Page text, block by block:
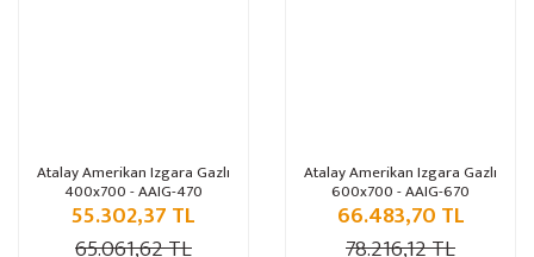
​Atalay Amerikan Izgara Gazlı
400x700 - AAIG-470
55.302,37 TL
65.061,62 TL
​Atalay Amerikan Izgara Gazlı
600x700 - AAIG-670
66.483,70 TL
78.216,12 TL